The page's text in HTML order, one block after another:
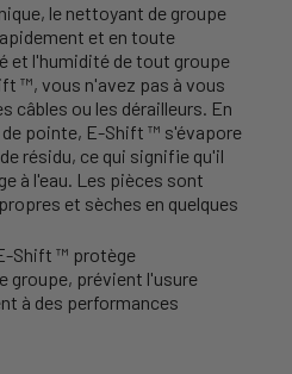
le nettoyant de groupe
et en toute
et l'humidité de tout groupe
™, vous n'avez pas à vous
câbles ou les dérailleurs. En
pointe, E-Shift ™ s'évapore
résidu, ce qui signifie qu'il
à l'eau. Les pièces sont
et sèches en quelques
Shift ™ protège
groupe, prévient l'usure
à des performances